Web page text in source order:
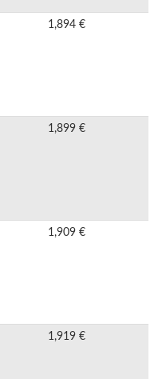
1,894 €
1,899 €
1,909 €
1,919 €